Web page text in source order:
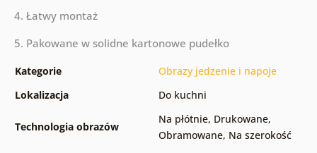
4. Łatwy montaż
5. Pakowane w solidne kartonowe pudełko
Kategorie
Obrazy jedzenie i napoje
Lokalizacja
Do kuchni
Technologia obrazów
Na płótnie, Drukowane,
Obramowane, Na szerokość